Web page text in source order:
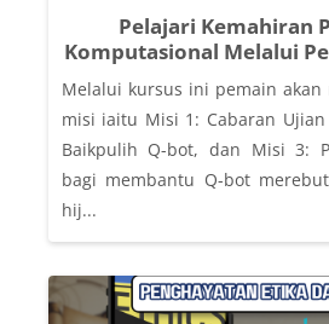
Pelajari Kemahiran
Komputasional Melalui
Melalui kursus ini pemain akan
misi iaitu Misi 1: Cabaran
Baikpulih Q-bot, dan Misi 3:
bagi membantu Q-bot
hij...